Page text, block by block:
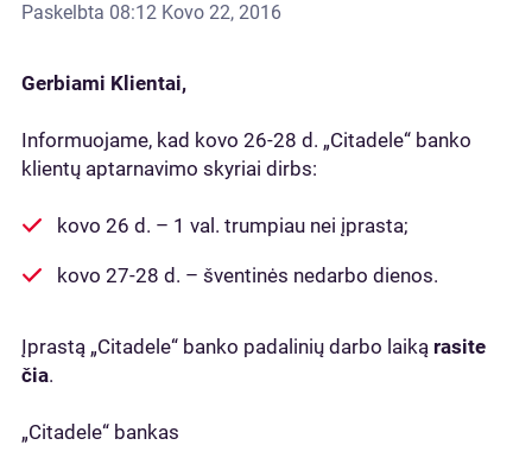
Paskelbta 08:12 Kovo 22, 2016
Gerbiami Klientai,
Informuojame, kad kovo 26-28 d. „Citadele“ banko
klientų aptarnavimo skyriai dirbs:
kovo 26 d. – 1 val. trumpiau nei įprasta;
kovo 27-28 d. – šventinės nedarbo dienos.
Įprastą „Citadele“ banko padalinių darbo laiką rasite
čia.
„Citadele“ bankas